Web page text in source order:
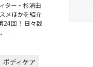
ター・杉浦由
メほかを紹介
24回！ 日々数
…
ボディケア